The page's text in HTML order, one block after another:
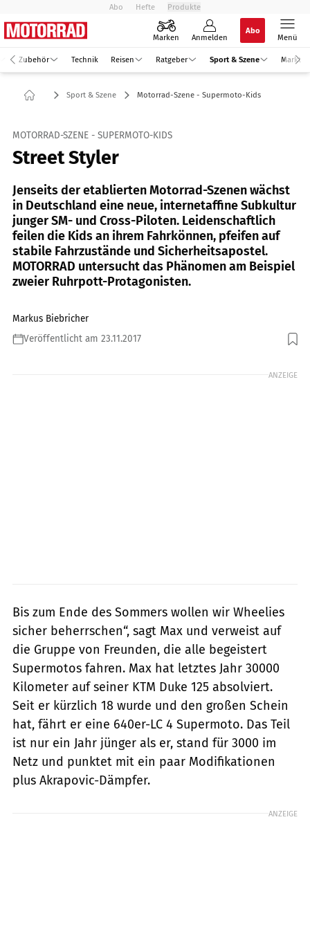
Abo Hefte Produkte
Marken Anmelden
Abo
Menü
Zubehör Technik Reisen Ratgeber Sport & Szene Markt
Sport & Szene Motorrad-Szene - Supermoto-Kids
MOTORRAD-SZENE - SUPERMOTO-KIDS
Street Styler
Jenseits der etablierten Motorrad-Szenen wächst
in Deutschland eine neue, internetaffine Subkultur
junger SM- und Cross-Piloten. Leidenschaftlich
feilen die Kids an ihrem Fahrkönnen, pfeifen auf
stabile Fahrzustände und Sicherheitsapostel.
MOTORRAD untersucht das Phänomen am Beispiel
zweier Ruhrpott-Protagonisten.
Markus Biebricher
Veröffentlicht am 23.11.2017
Foto: Markus Biebricher
ANZEIGE
Bis zum Ende des Sommers wollen wir Wheelies
sicher beherrschen“, sagt Max und verweist auf
die Gruppe von Freunden, die alle begeistert
Supermotos fahren. Max hat letztes Jahr 30000
Kilometer auf seiner KTM Duke 125 absolviert.
Seit er kürzlich 18 wurde und den großen Schein
hat, fährt er eine 640er-LC 4 Supermoto. Das Teil
ist nur ein Jahr jünger als er, stand für 3000 im
Netz und punktet mit ein paar Modifikationen
plus Akrapovic-Dämpfer.
ANZEIGE